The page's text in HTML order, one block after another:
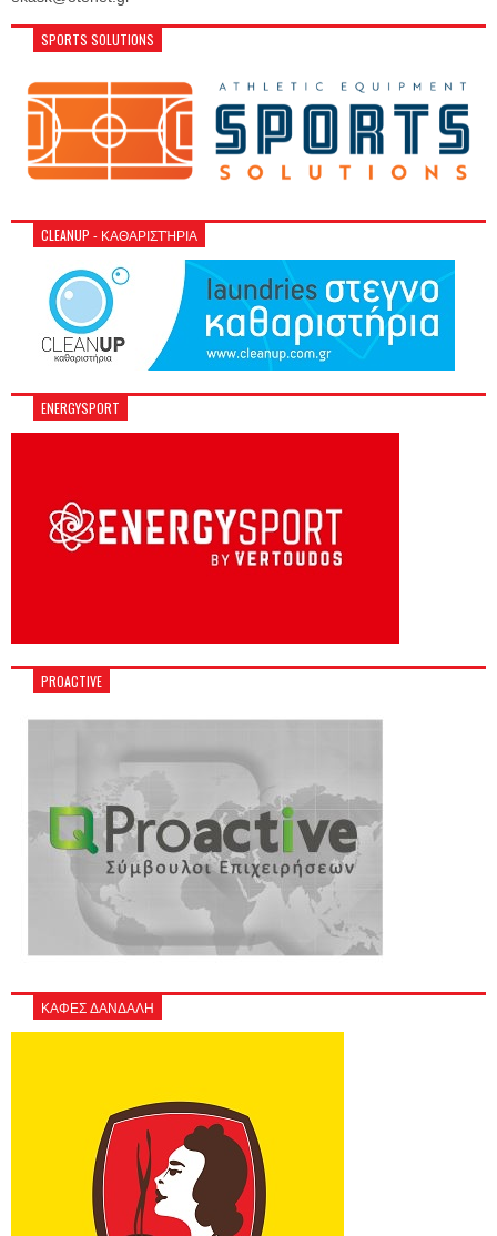
SPORTS SOLUTIONS
CLEANUP - ΚΑΘΑΡΙΣΤΉΡΙΑ
ENERGYSPORT
PROACTIVE
ΚΑΦΕΣ ΔΑΝΔΑΛΗ